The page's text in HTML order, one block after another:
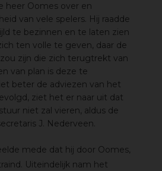
heer Oomes over en
van vele spelers. Hij raadde
te bezinnen en te laten zien
ten volle te geven, daar de
zijn die zich terugtrekt van
van plan is deze te
beter de adviezen van het
ziet het er naar uit dat
niet zal vieren, aldus de
J. Nederveen.
mede dat hij door Oomes,
Uiteindelijk nam het